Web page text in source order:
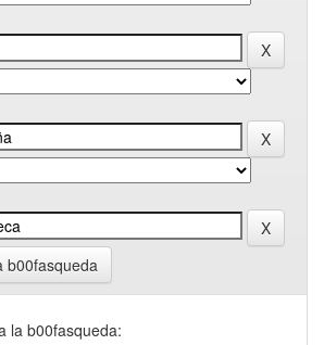
b00fasqueda
la b00fasqueda: